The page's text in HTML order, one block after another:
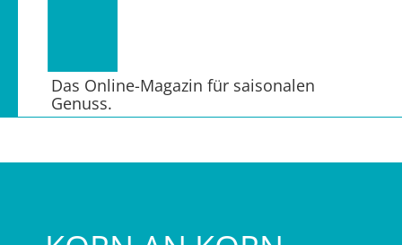
Das Online-Magazin für saisonalen
Genuss.